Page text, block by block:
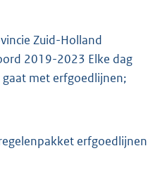
Zuid-Holland
2019-2023 Elke dag
met erfgoedlijnen;
erfgoedlijnen